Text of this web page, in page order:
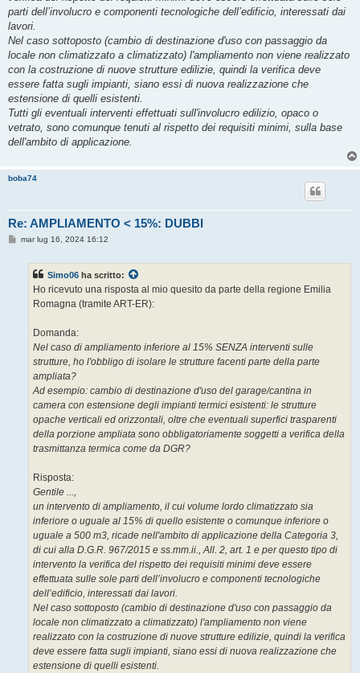
parti dell’involucro e componenti tecnologiche dell’edificio, interessati dai
lavori.
Nel caso sottoposto (cambio di destinazione d'uso con passaggio da
locale non climatizzato a climatizzato) l'ampliamento non viene realizzato
con la costruzione di nuove strutture edilizie, quindi la verifica deve
essere fatta sugli impianti, siano essi di nuova realizzazione che
estensione di quelli esistenti.
Tutti gli eventuali interventi effettuati sull'involucro edilizio, opaco o
vetrato, sono comunque tenuti al rispetto dei requisiti minimi, sulla base
dell'ambito di applicazione.
boba74
Re: AMPLIAMENTO < 15%: DUBBI
Mmar lug 16, 2024 16:12
Simo06 ha scritto:
Ho ricevuto una risposta al mio quesito da parte della regione Emilia
Romagna (tramite ART-ER):
Domanda:
Nel caso di ampliamento inferiore al 15% SENZA interventi sulle
strutture, ho l'obbligo di isolare le strutture facenti parte della parte
ampliata?
Ad esempio: cambio di destinazione d'uso del garage/cantina in
camera con estensione degli impianti termici esistenti: le strutture
opache verticali ed orizzontali, oltre che eventuali superfici trasparenti
della porzione ampliata sono obbligatoriamente soggetti a verifica della
trasmittanza termica come da DGR?
Risposta:
Gentile ...,
un intervento di ampliamento, il cui volume lordo climatizzato sia
inferiore o uguale al 15% di quello esistente o comunque inferiore o
uguale a 500 m3, ricade nell'ambito di applicazione della Categoria 3,
di cui alla D.G.R. 967/2015 e ss.mm.ii., All. 2, art. 1 e per questo tipo di
intervento la verifica del rispetto dei requisiti minimi deve essere
effettuata sulle sole parti dell’involucro e componenti tecnologiche
dell’edificio, interessati dai lavori.
Nel caso sottoposto (cambio di destinazione d'uso con passaggio da
locale non climatizzato a climatizzato) l'ampliamento non viene
realizzato con la costruzione di nuove strutture edilizie, quindi la verifica
deve essere fatta sugli impianti, siano essi di nuova realizzazione che
estensione di quelli esistenti.